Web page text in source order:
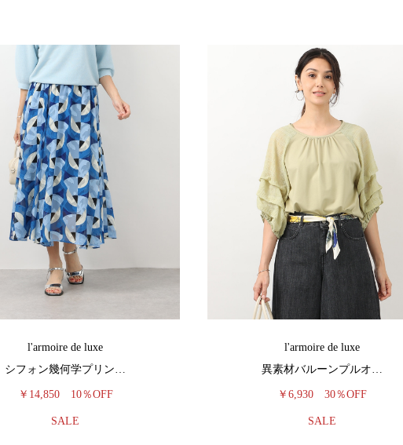
l'armoire de luxe
シフォン幾何学プリン…
￥14,850 10％OFF
SALE
l'armoire de luxe
異素材バルーンプルオ…
￥6,930 30％OFF
SALE